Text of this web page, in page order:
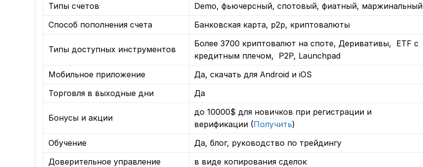
Типы счетов
Demo, фьючерсный, спотовый, фиатный, маржинальный
Способ пополнения счета
Банковская карта, p2p, криптовалюты
Типы доступных инструментов
Более 3700 криптовалют на споте, Деривативы, ETF с
кредитным плечом, P2P, Launchpad
Мобильное приложение
Да, скачать для Android и iOS
Торговля в выходные дни
Да
Бонусы и акции
до 10000$ для новичков при регистрации и
верификации (Получить)
Обучение
Да, блог, руководство по трейдингу
Доверительное управление
в виде копирования сделок